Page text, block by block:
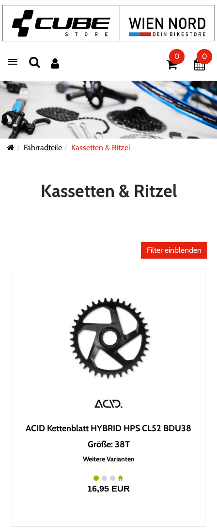
Toggle navigation
0 0
Fahrradteile Kassetten & Ritzel
Kassetten & Ritzel
Filter einblenden
ACID Kettenblatt HYBRID HPS CL52 BDU38
Größe: 38T
Weitere Varianten
16,95 EUR